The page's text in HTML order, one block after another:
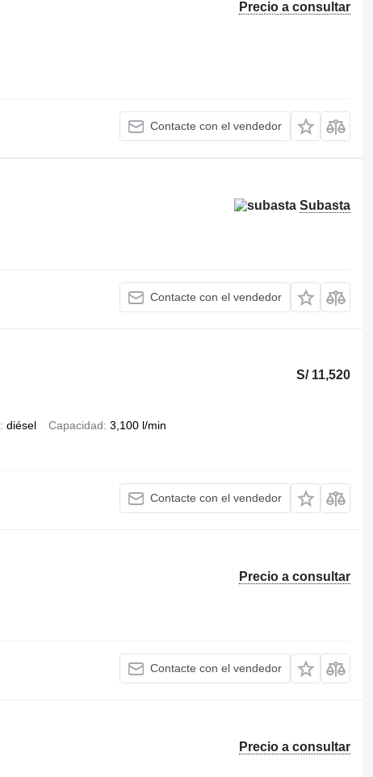
Precio a consultar
Contacte con el vendedor
Subasta
Contacte con el vendedor
S/ 11,520
diésel Capacidad 3,100 l/min
Contacte con el vendedor
Precio a consultar
Contacte con el vendedor
Precio a consultar